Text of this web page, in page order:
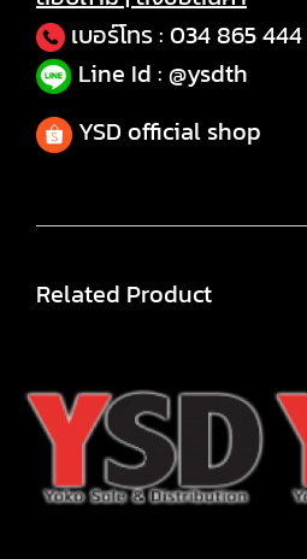
เบอร์โทร : 034 865 444
Line Id : @ysdth
YSD official shop
Related Product